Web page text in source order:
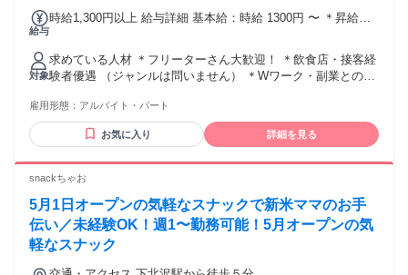
給与
時給1,300円以上 給与詳細 基本給：時給 1300円 〜 ＊昇給あ
対象
求めている人材 ＊フリーターさん大歓迎！ ＊飲食店・接客経
験者優遇 （ジャンルは問いません） ＊Wワーク・副業との掛
＊接客のお仕事にブランクがある方も歓迎 ＊年末年始・GW
に勤務可能な方優遇 ★こんな方にオススメ★ ＊これまでの調
理経験やスキルを活かしたい方 ＊美味しいまかない（お寿司
活気あるお店で働きたい方 上記に1つでも当てはまる方は、
雇用形態： アルバイト・パート
お気に入り 詳細を見る
snackちゃお
5月1日オープンの気軽なスナックで新米ママのお手
伝い／未経験OK！週1〜勤務可能！5月オープンの気
軽なスナック